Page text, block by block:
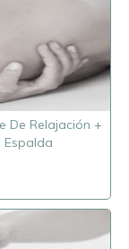
De Relajación +
Espalda